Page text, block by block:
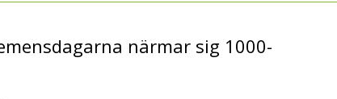
närmar sig 1000-